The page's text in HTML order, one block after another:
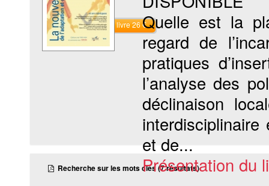
Commander le livre 26 €Quelle est la
regard de
pratiques
l’analyse des
déclinaison
et de...
Présentation du
Recherche sur les mots clés (7 résultats)